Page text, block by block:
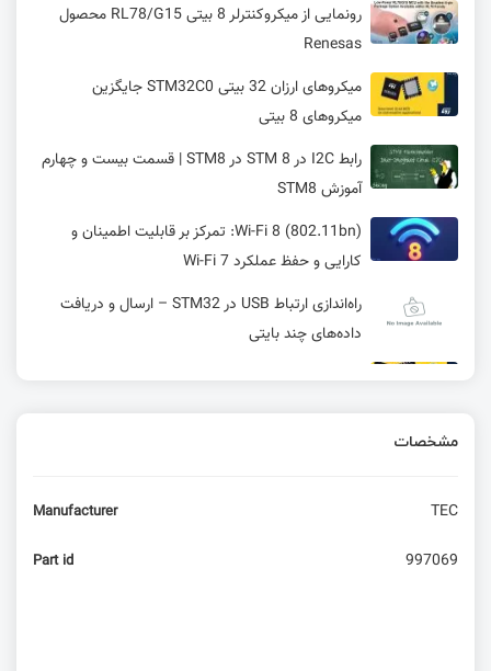
رونمایی از میکروکنترلر 8 بیتی RL78/G15 محصول
Renesas
میکروهای ارزان 32 بیتی STM32C0 جایگزین
میکروهای 8 بیتی
رابط I2C در STM 8 در STM8 | قسمت بیست و چهارم
آموزش STM8
Wi-Fi 8 (802.11bn): تمرکز بر قابلیت اطمینان و
کارایی و حفظ عملکرد Wi-Fi 7
راه‌اندازی ارتباط USB در STM32 – ارسال و دریافت
داده‌های چند بایتی
مشخصات
Manufacturer TEC
Part id 997069